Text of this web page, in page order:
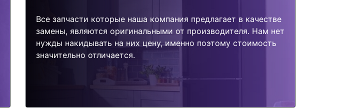
Все запчасти которые наша компания предлагает в качестве
замены, являются оригинальными от производителя. Нам нет
нужды накидывать на них цену, именно поэтому стоимость
значительно отличается.